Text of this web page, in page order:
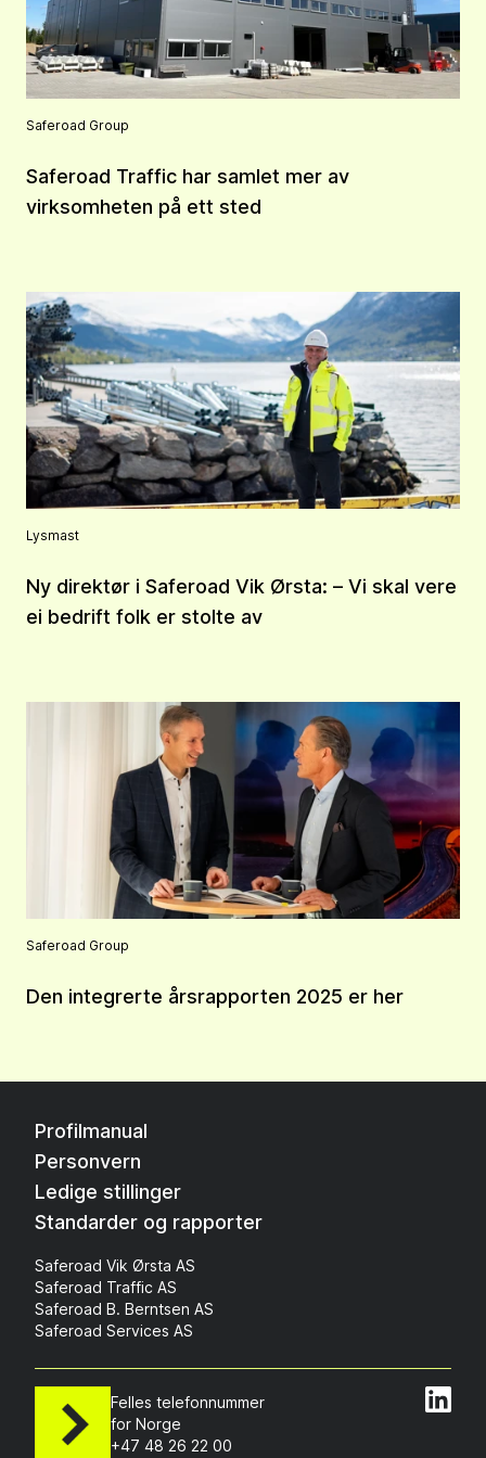
Saferoad Group
Saferoad Traffic har samlet mer av
virksomheten på ett sted
Lysmast
Ny direktør i Saferoad Vik Ørsta: – Vi skal vere
ei bedrift folk er stolte av
Saferoad Group
Den integrerte årsrapporten 2025 er her
Profilmanual
Personvern
Ledige stillinger
Standarder og rapporter
Saferoad Vik Ørsta AS
Saferoad Traffic AS
Saferoad B. Berntsen AS
Saferoad Services AS
Felles telefonnummer
for Norge
+47 48 26 22 00